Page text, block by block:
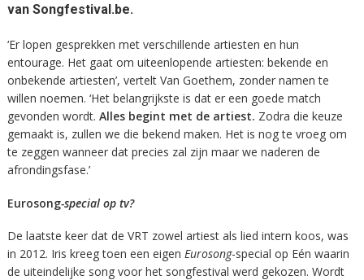
van Songfestival.be.
‘Er lopen gesprekken met verschillende artiesten en hun
entourage. Het gaat om uiteenlopende artiesten: bekende en
onbekende artiesten’, vertelt Van Goethem, zonder namen te
willen noemen. ‘Het belangrijkste is dat er een goede match
gevonden wordt. Alles begint met de artiest. Zodra die keuze
gemaakt is, zullen we die bekend maken. Het is nog te vroeg om
te zeggen wanneer dat precies zal zijn maar we naderen de
afrondingsfase.’
Eurosong-special op tv?
De laatste keer dat de VRT zowel artiest als lied intern koos, was
in 2012. Iris kreeg toen een eigen Eurosong-special op Eén waarin
de uiteindelijke song voor het songfestival werd gekozen. Wordt